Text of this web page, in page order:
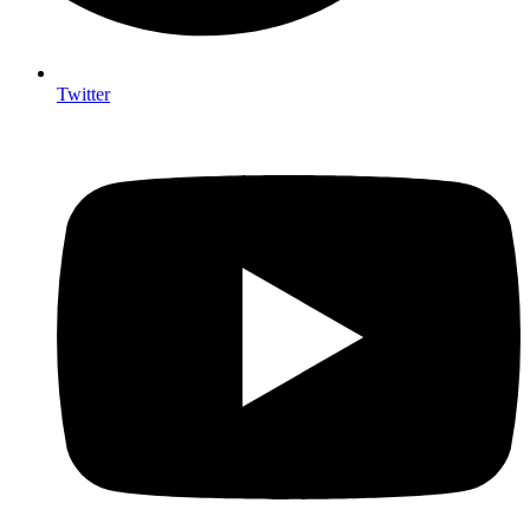
Twitter